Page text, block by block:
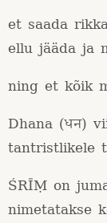
et saada
ellu jääda ja
ning et kõik
Dhana (धन)
tantristlikele
ŚRĪṂ on
nimetatakse